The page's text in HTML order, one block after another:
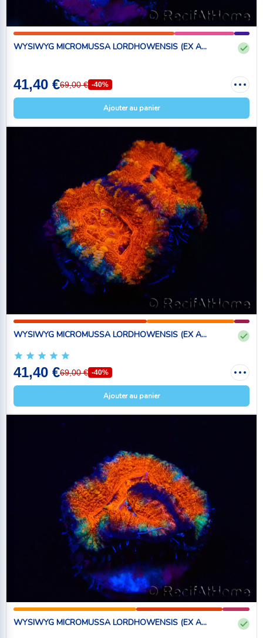
WYSIWYG MICROMUSSA LORDHOWENSIS (EX A...
41,40 €69,00 € -40%
Ajouter au panier
WYSIWYG MICROMUSSA LORDHOWENSIS (EX A...
41,40 €69,00 € -40%
Ajouter au panier
WYSIWYG MICROMUSSA LORDHOWENSIS (EX A...